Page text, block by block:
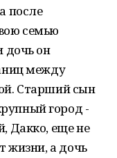
после
семью
дочь он
между
Старший сын
город -
Дакко, еще не
жизни, а дочь